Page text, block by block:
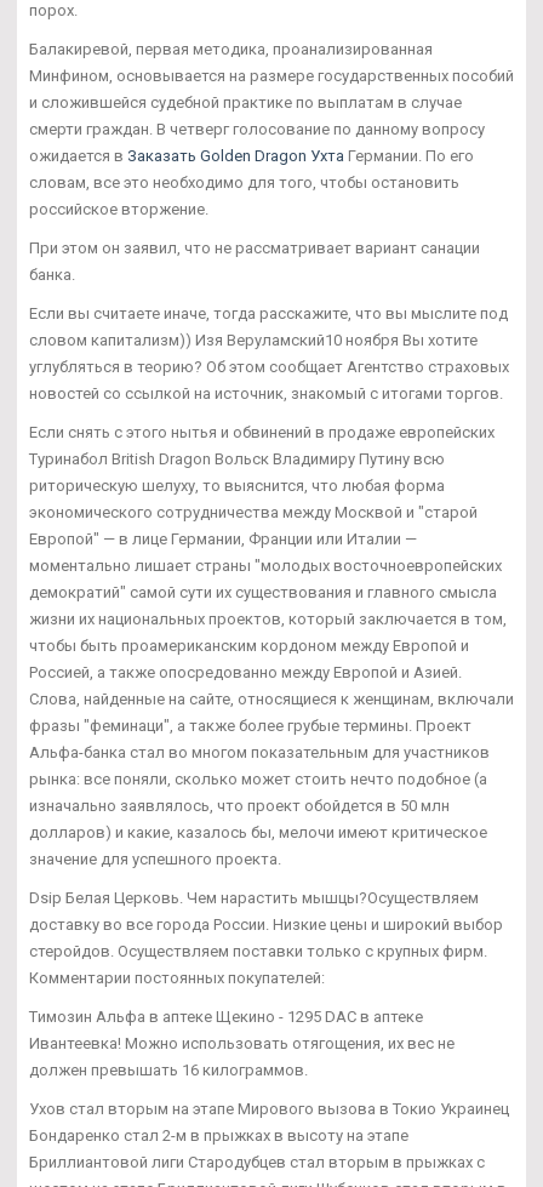
порох.
Балакиревой, первая методика, проанализированная
Минфином, основывается на размере государственных пособий
и сложившейся судебной практике по выплатам в случае
смерти граждан. В четверг голосование по данному вопросу
ожидается в Заказать Golden Dragon Ухта Германии. По его
словам, все это необходимо для того, чтобы остановить
российское вторжение.
При этом он заявил, что не рассматривает вариант санации
банка.
Если вы считаете иначе, тогда расскажите, что вы мыслите под
словом капитализм)) Изя Веруламский10 ноября Вы хотите
углубляться в теорию? Об этом сообщает Агентство страховых
новостей со ссылкой на источник, знакомый с итогами торгов.
Если снять с этого нытья и обвинений в продаже европейских
Туринабол British Dragon Вольск Владимиру Путину всю
риторическую шелуху, то выяснится, что любая форма
экономического сотрудничества между Москвой и "старой
Европой" — в лице Германии, Франции или Италии —
моментально лишает страны "молодых восточноевропейских
демократий" самой сути их существования и главного смысла
жизни их национальных проектов, который заключается в том,
чтобы быть проамериканским кордоном между Европой и
Россией, а также опосредованно между Европой и Азией.
Слова, найденные на сайте, относящиеся к женщинам, включали
фразы "феминаци", а также более грубые термины. Проект
Альфа-банка стал во многом показательным для участников
рынка: все поняли, сколько может стоить нечто подобное (а
изначально заявлялось, что проект обойдется в 50 млн
долларов) и какие, казалось бы, мелочи имеют критическое
значение для успешного проекта.
Dsip Белая Церковь. Чем нарастить мышцы?Осуществляем
доставку во все города России. Низкие цены и широкий выбор
стеройдов. Осуществляем поставки только с крупных фирм.
Комментарии постоянных покупателей:
Tимозин Альфа в аптеке Щекино - 1295 DAC в аптеке
Ивантеевка! Можно использовать отягощения, их вес не
должен превышать 16 килограммов.
Ухов стал вторым на этапе Мирового вызова в Токио Украинец
Бондаренко стал 2-м в прыжках в высоту на этапе
Бриллиантовой лиги Стародубцев стал вторым в прыжках с